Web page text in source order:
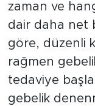
zaman ve
dair daha net
göre, düzenli
rağmen
tedaviye
gebelik